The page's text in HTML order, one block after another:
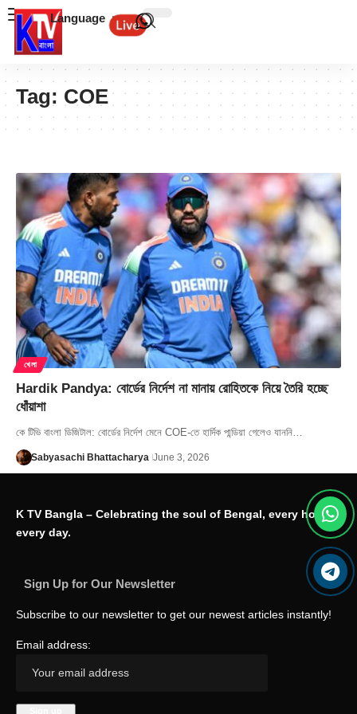
Language
Tag: COE
খেলা
Hardik Pandya: বোর্ডের নির্দেশ না মানায় রোহিতকে নিয়ে তৈরি হচ্ছে
ধোঁয়াশা
কে টিভি বাংলা ডিজিটাল: বোর্ডের নির্দেশ মেনে COE-তে হার্দিক পান্ডিয়া গেলেও যাননি…
Sabyasachi Bhattacharya June 3, 2026
K TV Bangla – Celebrating the soul of Bengal, every hour,
every day.
Sign Up for Our Newsletter
Subscribe to our newsletter to get our newest articles instantly!
Email address: